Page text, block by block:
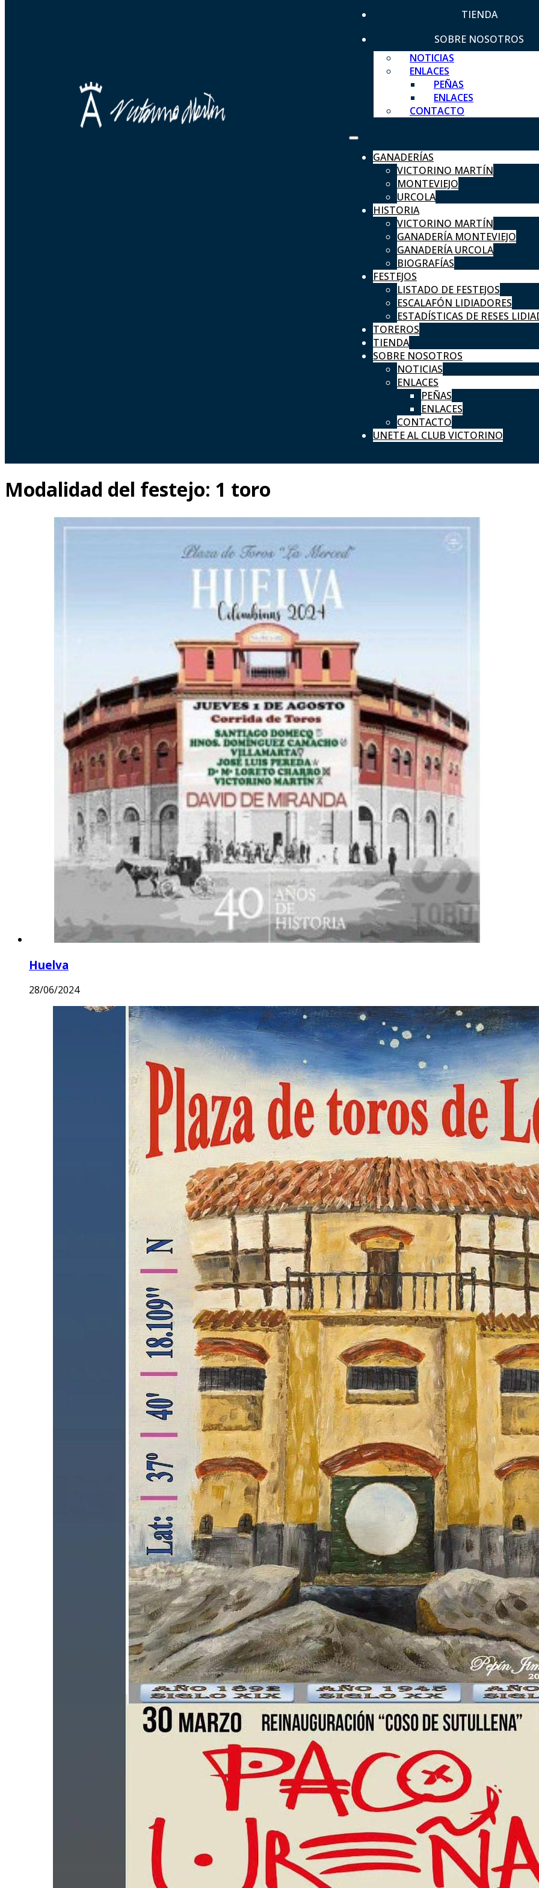
TIENDA
SOBRE NOSOTROS
NOTICIAS
ENLACES
PEÑAS
ENLACES
CONTACTO
GANADERÍAS
VICTORINO MARTÍN
MONTEVIEJO
URCOLA
HISTORIA
VICTORINO MARTÍN
GANADERÍA MONTEVIEJO
GANADERÍA URCOLA
BIOGRAFÍAS
FESTEJOS
LISTADO DE FESTEJOS
ESCALAFÓN LIDIADORES
ESTADÍSTICAS DE RESES
TOREROS
TIENDA
SOBRE NOSOTROS
NOTICIAS
ENLACES
PEÑAS
ENLACES
CONTACTO
UNETE AL CLUB VICTORINO
Modalidad del festejo: 1 toro
Huelva
28/06/2024